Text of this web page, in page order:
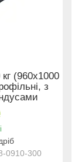
(960х1000
з
0910-300